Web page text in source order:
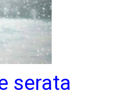
serata